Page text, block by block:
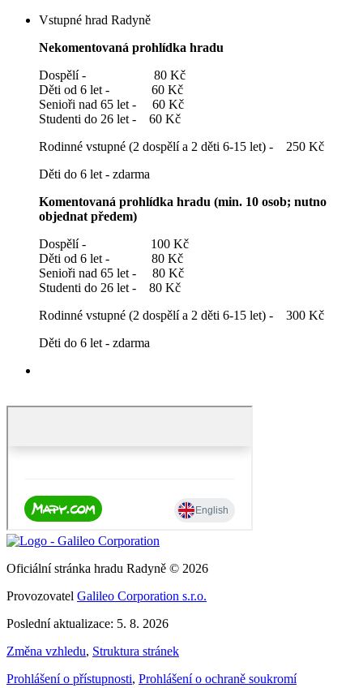
Vstupné hrad Radyně
Nekomentovaná prohlídka hradu
Dospělí - 80 Kč
Děti od 6 let - 60 Kč
Senioři nad 65 let - 60 Kč
Studenti do 26 let - 60 Kč
Rodinné vstupné (2 dospělí a 2 děti 6-15 let) - 250 Kč
Děti do 6 let - zdarma
Komentovaná prohlídka hradu (min. 10 osob; nutno
objednat předem)
Dospělí - 100 Kč
Děti od 6 let - 80 Kč
Senioři nad 65 let - 80 Kč
Studenti do 26 let - 80 Kč
Rodinné vstupné (2 dospělí a 2 děti 6-15 let) - 300 Kč
Děti do 6 let - zdarma
Oficiální stránka hradu Radyně © 2026
Provozovatel Galileo Corporation s.r.o.
Poslední aktualizace: 5. 8. 2026
Změna vzhledu, Struktura stránek
Prohlášení o přístupnosti, Prohlášení o ochraně soukromí